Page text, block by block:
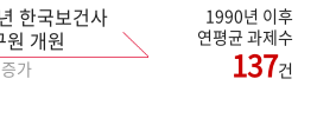
한국보건사
원 개원
가
1990년 이후
연평균 과제수
137건